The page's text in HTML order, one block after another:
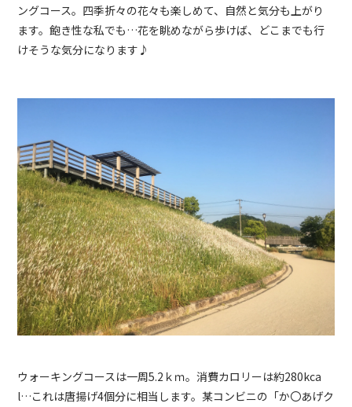
ングコース。四季折々の花々も楽しめて、自然と気分も上がり
ます。飽き性な私でも…花を眺めながら歩けば、どこまでも行
けそうな気分になります♪
ウォーキングコースは一周5.2ｋｍ。消費カロリーは約280kca
l…これは唐揚げ4個分に相当します。某コンビニの「か〇あげク